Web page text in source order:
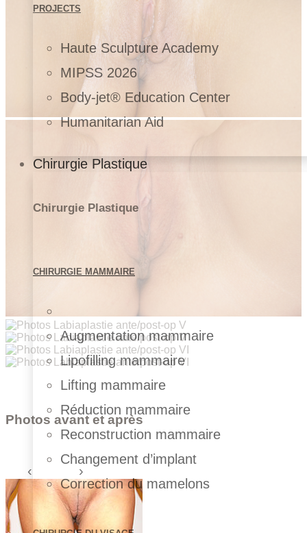
PROJECTS
Haute Sculpture Academy
MIPSS 2026
Body-jet® Education Center
Humanitarian Aid
Chirurgie Plastique
Chirurgie Plastique
CHIRURGIE MAMMAIRE
Augmentation mammaire
Lipofilling mammaire
Lifting mammaire
Réduction mammaire
Reconstruction mammaire
Changement d’implant
Correction du mamelons
Photos avant et après